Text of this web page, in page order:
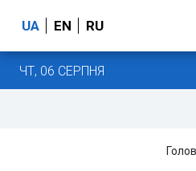
UA EN RU
ЧТ, 06 СЕРПНЯ